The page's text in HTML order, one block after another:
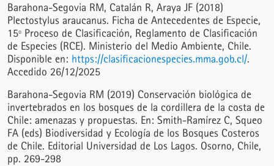
Barahona-Segovia RM, Catalán R, Araya JF (2018)
Plectostylus araucanus. Ficha de Antecedentes de Especie,
15º Proceso de Clasificación, Reglamento de Clasificación
de Especies (RCE). Ministerio del Medio Ambiente, Chile.
Disponible en: https://clasificacionespecies.mma.gob.cl/.
Accedido 26/12/2025
Barahona-Segovia RM (2019) Conservación biológica de
invertebrados en los bosques de la cordillera de la costa de
Chile: amenazas y propuestas. En: Smith-Ramírez C, Squeo
FA (eds) Biodiversidad y Ecología de los Bosques Costeros
de Chile. Editorial Universidad de Los Lagos. Osorno, Chile,
pp. 269-298